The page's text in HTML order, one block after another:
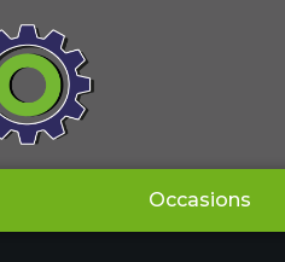
Occasions